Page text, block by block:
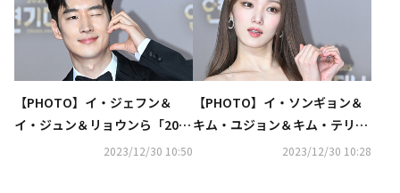
【PHOTO】イ・ジェフン＆
イ・ジュン＆リョウンら「2023
SBS演技大賞」レッドカーペッ
2023/12/30 10:50
【PHOTO】イ・ソンギョン＆
キム・ユジョン＆キム・テリら
「2023 SBS演技大賞」レッド
2023/12/30 10:28